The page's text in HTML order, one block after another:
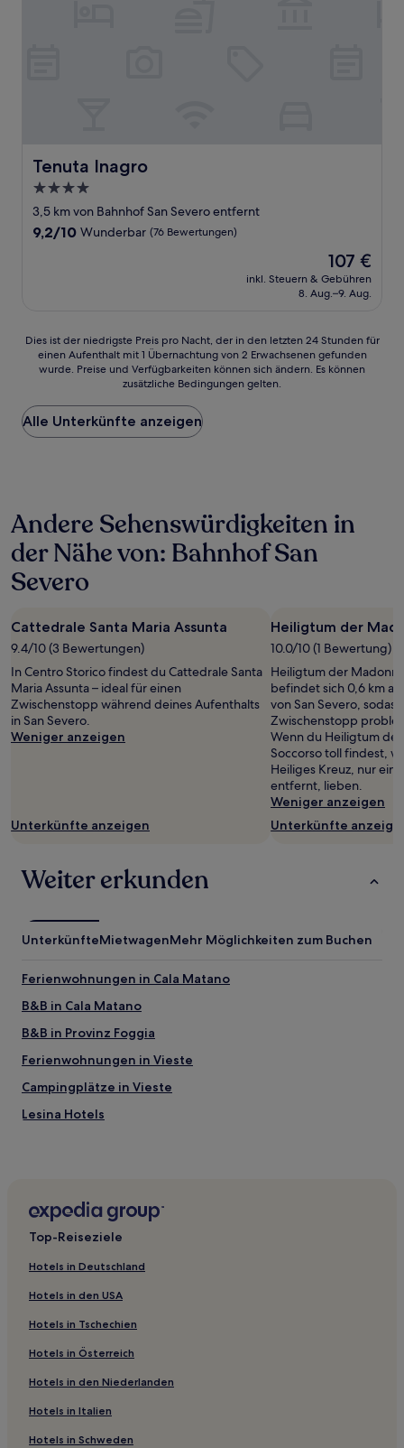
Tenuta Inagro
Tenuta Inagro
4.0-
Sterne-
Unterkunft
3,5 km von Bahnhof San Severo entfernt
9.2
9,2/10 Wunderbar (76 Bewertungen)
Der
Preis
beträgt
107 €
inkl. Steuern & Gebühren
8. Aug.–9. Aug.
Dies
der
Preis
pro
Nacht,
24 Stunden
für
einen
mit
2 Erwachsenen
gefunden
wurde.
Preise
und
Verfügbarkeiten
können
sich
Bedingungen
Dies ist der niedrigste Preis pro Nacht, der in den letzten 24 Stunden für
einen Aufenthalt mit 1 Übernachtung von 2 Erwachsenen gefunden
wurde. Preise und Verfügbarkeiten können sich ändern. Es können
zusätzliche Bedingungen gelten.
Alle Unterkünfte anzeigen
Andere Sehenswürdigkeiten in
der Nähe von: Bahnhof San
Severo
Cattedrale Santa Maria Assunta
9.4/10 (3 Bewertungen)
In Centro Storico findest du Cattedrale Santa
Maria Assunta – ideal für einen
Zwischenstopp während deines Aufenthalts
in San Severo.
Weniger anzeigen
Unterkünfte anzeigen
Heiligtum der
10.0/10 (1 Bewertung)
Heiligtum der
befindet sich 0,6 km
von San Severo,
Zwischenstopp
Wenn du Heiligtum
Soccorso toll findest,
Heiliges Kreuz, nur
entfernt, lieben.
Weniger anzeigen
Unterkünfte
Weiter erkunden
UnterkünfteMietwagenMehr Möglichkeiten zum Buchen
Ferienwohnungen in Cala Matano
B&B in Cala Matano
B&B in Provinz Foggia
Ferienwohnungen in Vieste
Campingplätze in Vieste
Lesina Hotels
Hotels nahe Santuario di San Michele
Canosa di Puglia Hotels
Manfredonia Hotels
Vieste Hotels
San Lorenzo Hotels
Provinz Foggia: Hotels
Hotels nahe Pugnochiuso Strand
Rodi Garganico Hotels
Hotels nahe Strand von Capo Vieste
Top-Reiseziele
Hotels in Deutschland
Hotels in den USA
Hotels in Tschechien
Hotels in Österreich
Hotels in den Niederlanden
Hotels in Italien
Hotels in Schweden